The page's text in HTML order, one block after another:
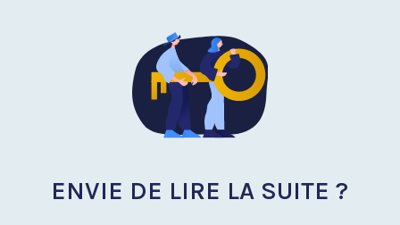
ENVIE DE LIRE LA SUITE ?